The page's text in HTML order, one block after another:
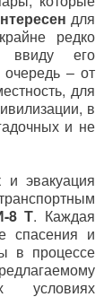
для
редко
ввиду его
– от
для
в
и не
эвакуация
8 Т. Каждая
спасения и
в процессе